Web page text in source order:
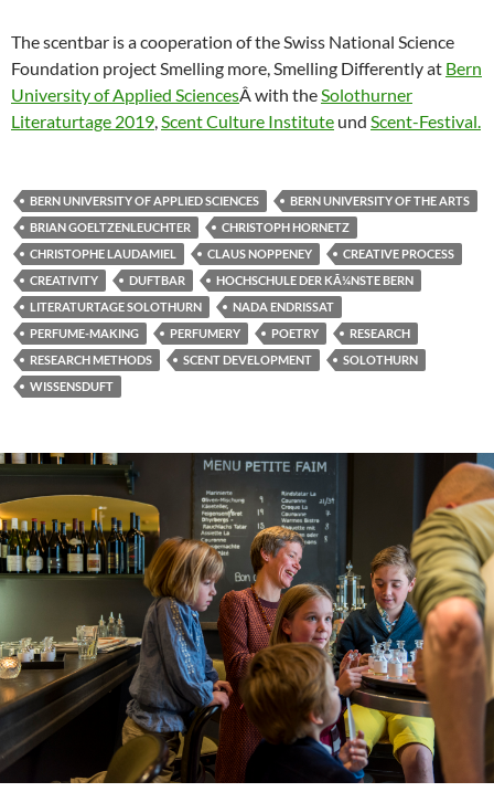
The scentbar is a cooperation of the Swiss National Science
Foundation project Smelling more, Smelling Differently at Bern
University of Applied SciencesÂ with the Solothurner
Literaturtage 2019 Scent Culture Institute und Scent-Festival.
BERN UNIVERSITY OF APPLIED SCIENCES
BERN UNIVERSITY OF THE ARTS
BRIAN GOELTZENLEUCHTER
CHRISTOPH HORNETZ
CHRISTOPHE LAUDAMIEL
CLAUS NOPPENEY
CREATIVE PROCESS
CREATIVITY
DUFTBAR
HOCHSCHULE DER KÃ¼NSTE BERN
LITERATURTAGE SOLOTHURN
NADA ENDRISSAT
PERFUME-MAKING
PERFUMERY POETRY
RESEARCH
RESEARCH METHODS
SCENT DEVELOPMENT
SOLOTHURN
WISSENSDUFT